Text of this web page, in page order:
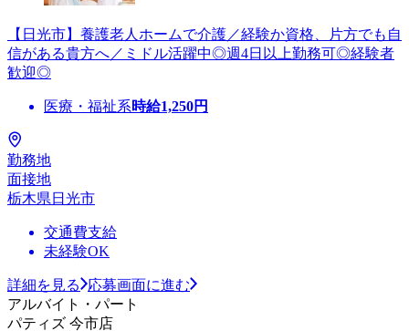
【日光市】養護老人ホームで介護／経験か資格、片方でも自
信がある貴方へ／ミドル活躍中◎週4日以上勤務可◎経験者
歓迎◎
医療・福祉系時給1,250円
勤務地
面接地
栃木県日光市
交通費支給
未経験OK
詳細を見る
応募画面に進む
アルバイト・パート
パティズ 今市店